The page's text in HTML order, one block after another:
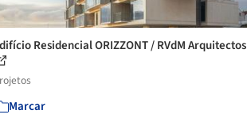
Residencial ORIZZONT / RVdM Arquitectos
Marcar